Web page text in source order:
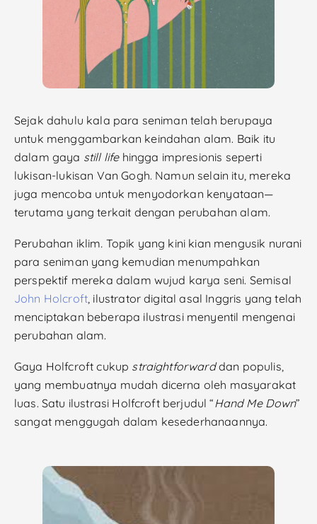
Sejak dahulu kala para seniman telah berupaya
untuk menggambarkan keindahan alam. Baik itu
dalam gaya still lifehingga impresionis seperti
lukisan-lukisan Van Gogh. Namun selain itu, mereka
juga mencoba untuk menyodorkan kenyataan—
terutama yang terkait dengan perubahan alam.
Perubahan iklim. Topik yang kini kian mengusik nurani
para seniman yang kemudian menumpahkan
perspektif mereka dalam wujud karya seni. Semisal
John Holcroft, ilustrator digital asal Inggris yang telah
menciptakan beberapa ilustrasi menyentil mengenai
perubahan alam.
Gaya Holfcroft cukup straightforwarddan populis,
yang membuatnya mudah dicerna oleh masyarakat
luas. Satu ilustrasi Holfcroft berjudul “Hand Me Down”
sangat menggugah dalam kesederhanaannya.